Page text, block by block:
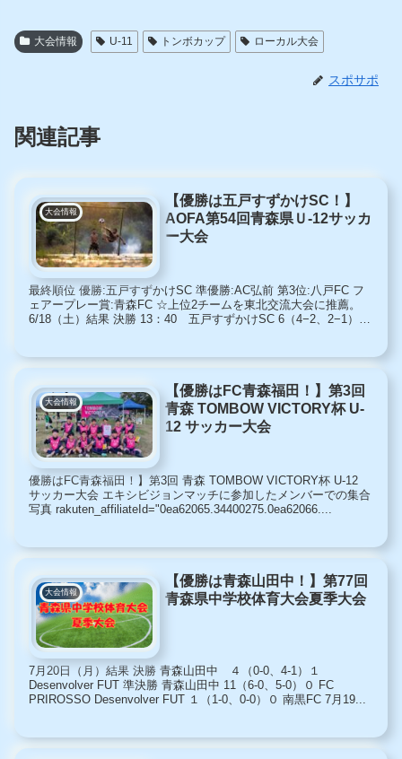
大会情報 U-11 トンボカップ ローカル大会
スポサポ
関連記事
大会情報
【優勝は五戸すずかけSC！】
AOFA第54回青森県Ｕ-12サッカ
ー大会
最終順位 優勝:五戸すずかけSC 準優勝:AC弘前 第3位:八戸FC フ
ェアープレー賞:青森FC ☆上位2チームを東北交流大会に推薦。
6/18（土）結果 決勝 13：40 五戸すずかけSC 6（4−2、2−1）
大会情報
【優勝はFC青森福田！】第3回
青森 TOMBOW VICTORY杯 U-
12 サッカー大会
優勝はFC青森福田！】第3回 青森 TOMBOW VICTORY杯 U-12
サッカー大会 エキシビジョンマッチに参加したメンバーでの集合
写真 rakuten_affiliateId="0ea62065.34400275.0ea62066....
大会情報
【優勝は青森山田中！】第77回
青森県中学校体育大会夏季大会
7月20日（月）結果 決勝 青森山田中 ４（0-0、4-1）１
Desenvolver FUT 準決勝 青森山田中 11（6-0、5-0）０ FC
PRIROSSO Desenvolver FUT １（1-0、0-0）０ 南黒FC 7月19...